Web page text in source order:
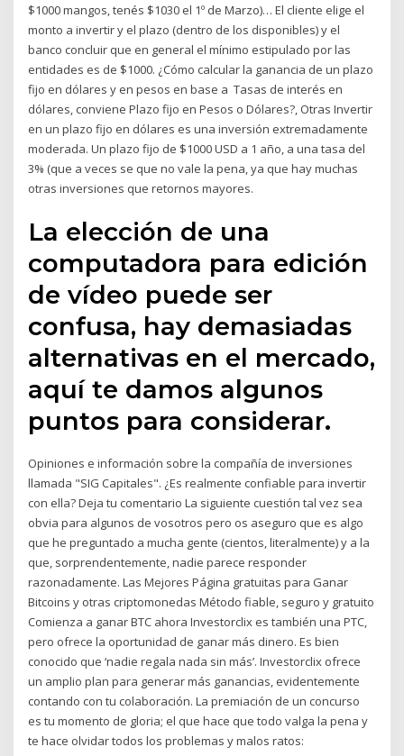
$1000 mangos, tenés $1030 el 1º de Marzo)… El cliente elige el
monto a invertir y el plazo (dentro de los disponibles) y el
banco concluir que en general el mínimo estipulado por las
entidades es de $1000. ¿Cómo calcular la ganancia de un plazo
fijo en dólares y en pesos en base a Tasas de interés en
dólares, conviene Plazo fijo en Pesos o Dólares?, Otras Invertir
en un plazo fijo en dólares es una inversión extremadamente
moderada. Un plazo fijo de $1000 USD a 1 año, a una tasa del
3% (que a veces se que no vale la pena, ya que hay muchas
otras inversiones que retornos mayores.
La elección de una
computadora para edición
de vídeo puede ser
confusa, hay demasiadas
alternativas en el mercado,
aquí te damos algunos
puntos para considerar.
Opiniones e información sobre la compañía de inversiones
llamada "SIG Capitales". ¿Es realmente confiable para invertir
con ella? Deja tu comentario La siguiente cuestión tal vez sea
obvia para algunos de vosotros pero os aseguro que es algo
que he preguntado a mucha gente (cientos, literalmente) y a la
que, sorprendentemente, nadie parece responder
razonadamente. Las Mejores Página gratuitas para Ganar
Bitcoins y otras criptomonedas Método fiable, seguro y gratuito
Comienza a ganar BTC ahora Investorclix es también una PTC,
pero ofrece la oportunidad de ganar más dinero. Es bien
conocido que ‘nadie regala nada sin más’. Investorclix ofrece
un amplio plan para generar más ganancias, evidentemente
contando con tu colaboración. La premiación de un concurso
es tu momento de gloria; el que hace que todo valga la pena y
te hace olvidar todos los problemas y malos ratos: